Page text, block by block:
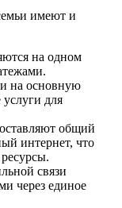
имеют и
на одном
на основную
для
общий
интернет, что
связи
через единое